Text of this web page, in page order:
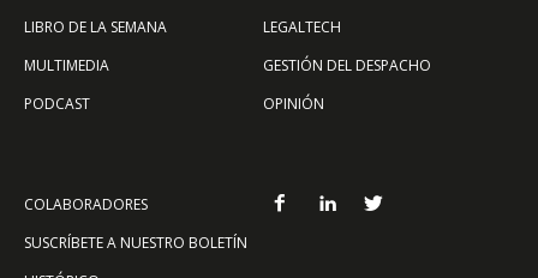
LIBRO DE LA SEMANA
MULTIMEDIA
PODCAST
LEGALTECH
GESTIÓN DEL DESPACHO
OPINIÓN
COLABORADORES
SUSCRÍBETE A NUESTRO BOLETÍN